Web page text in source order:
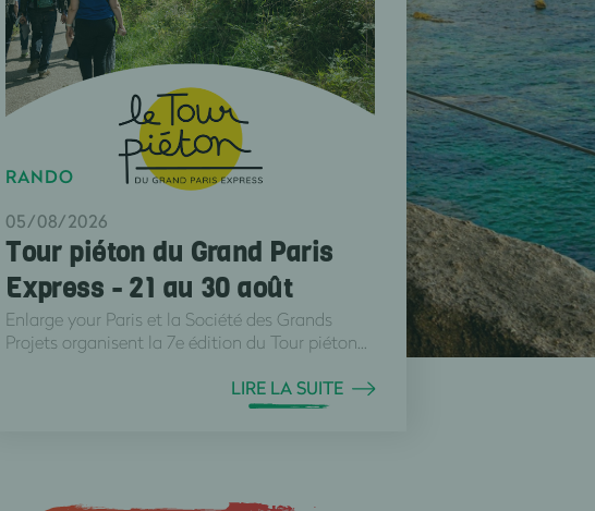
RANDO
05/08/2026
Tour piéton du Grand Paris
Express - 21 au 30 août
Enlarge your Paris et la Société des Grands
Projets organisent la 7e édition du Tour piéton...
LIRE LA SUITE